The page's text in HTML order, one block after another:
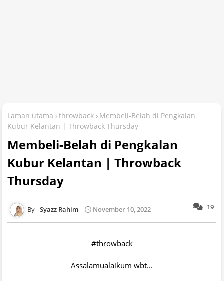
Laman utama throwback
Membeli-Belah di Pengkalan
Kubur Kelantan | Throwback Thursday
Membeli-Belah di Pengkalan
Kubur Kelantan | Throwback
Thursday
19
Syazz Rahim November 10, 2022
#throwback
Assalamualaikum wbt...